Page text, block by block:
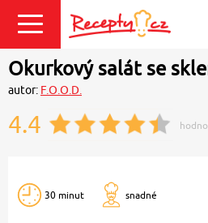
Okurkový salát se
autor: F.O.O.D.
4.4
30 minut snadné